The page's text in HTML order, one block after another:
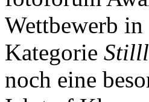
Wettbewerb
Kategorie
noch eine